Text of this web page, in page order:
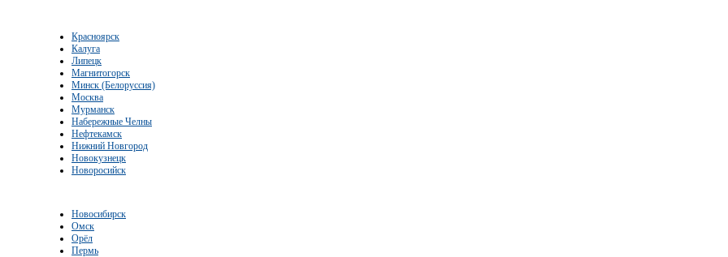
Красноярск
Калуга
Липецк
Магнитогорск
Минск (Белоруссия)
Москва
Мурманск
Набережные Челны
Нефтекамск
Нижний Новгород
Новокузнецк
Новоросийск
Новосибирск
Омск
Орёл
Пермь